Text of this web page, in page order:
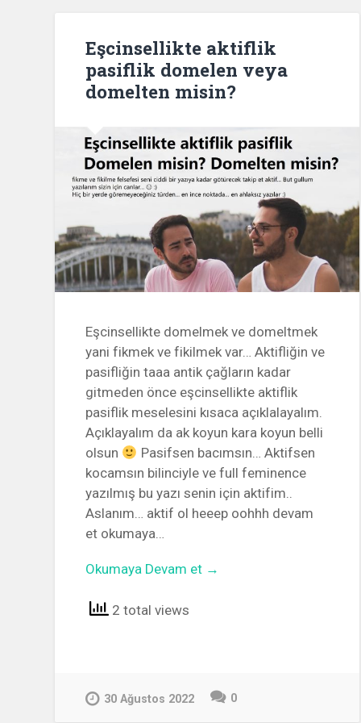
Eşcinsellikte aktiflik
pasiflik domelen veya
domelten misin?
Eşcinsellikte domelmek ve domeltmek
yani fikmek ve fikilmek var… Aktifliğin ve
pasifliğin taaa antik çağların kadar
gitmeden önce eşcinsellikte aktiflik
pasiflik meselesini kısaca açıklalayalım.
Açıklayalım da ak koyun kara koyun belli
olsun
Pasifsen bacımsın… Aktifsen
kocamsın bilinciyle ve full feminence
yazılmış bu yazı senin için aktifim..
Aslanım… aktif ol heeep oohhh devam
et okumaya…
Okumaya Devam et →
2 total views
30 Ağustos 2022 0